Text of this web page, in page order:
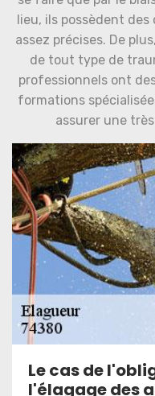
lieu, ils possèdent
assez précises. De
de tout type de
professionnels ont
formations
assurer une
Le cas de
l'élagage des